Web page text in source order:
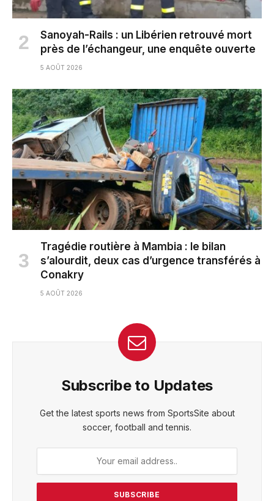
Sanoyah-Rails : un Libérien retrouvé mort
près de l’échangeur, une enquête ouverte
5 AOÛT 2026
Tragédie routière à Mambia : le bilan
s’alourdit, deux cas d’urgence transférés à
Conakry
5 AOÛT 2026
Subscribe to Updates
Get the latest sports news from SportsSite about
soccer, football and tennis.